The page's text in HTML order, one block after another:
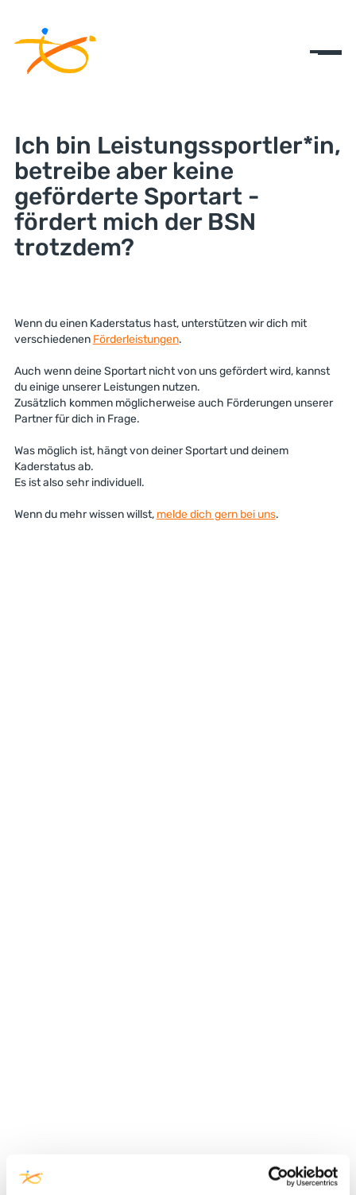
Ich bin Leistungssportler*in,
betreibe aber keine
geförderte Sportart -
fördert mich der BSN
trotzdem?
Wenn du einen Kaderstatus hast, unterstützen wir dich mit
verschiedenen Förderleistungen.
Auch wenn deine Sportart nicht von uns gefördert wird, kannst
du einige unserer Leistungen nutzen.
Zusätzlich kommen möglicherweise auch Förderungen unserer
Partner für dich in Frage.
Was möglich ist, hängt von deiner Sportart und deinem
Kaderstatus ab.
Es ist also sehr individuell.
Wenn du mehr wissen willst, melde dich gern bei uns.